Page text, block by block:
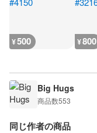
¥500 ¥800
Big Hugs
商品数553
同じ作者の商品